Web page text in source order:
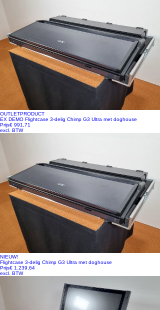
OUTLETPRODUCT
EX DEMO Flightcase 3-delig Chimp G3 Ultra met doghouse
Prijs€ 991,71
excl. BTW
NIEUW!
Flightcase 3-delig Chimp G3 Ultra met doghouse
Prijs€ 1.239,64
excl. BTW